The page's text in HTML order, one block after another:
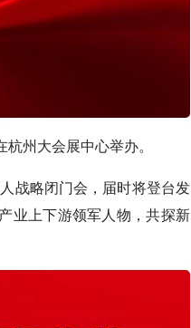
州大会展中心举办。
战略闭门会，届时将登台发
业上下游领军人物，共探新